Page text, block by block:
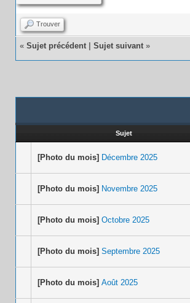
Trouver
« Sujet précédent Sujet suivant »
Sujet
[Photo du mois] Décembre 2025
[Photo du mois] Novembre 2025
[Photo du mois] Octobre 2025
[Photo du mois] Septembre 2025
[Photo du mois] Août 2025